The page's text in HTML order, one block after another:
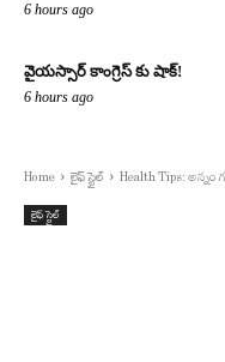
6 hours ago
వైయస్సార్ కాంగ్రెస్ కు షాక్!
6 hours ago